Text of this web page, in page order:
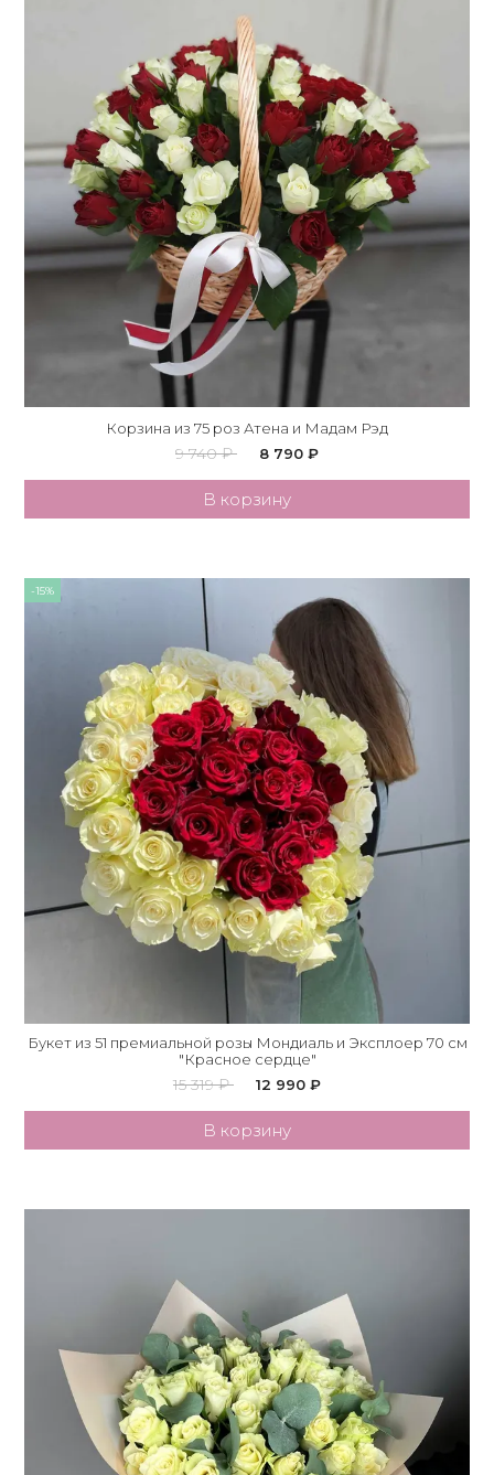
Корзина из 75 роз Атена и Мадам Рэд
9 740 ₽ 8 790 ₽
В корзину
-15%
Букет из 51 премиальной розы Мондиаль и Эксплоер 70 см
"Красное сердце"
15 319 ₽ 12 990 ₽
В корзину